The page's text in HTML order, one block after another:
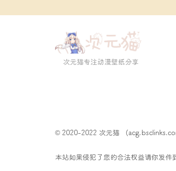
次元猫专注动漫壁纸分享
© 2020-2022 次元猫 （
本站如果侵犯了您的合法权益请你发件